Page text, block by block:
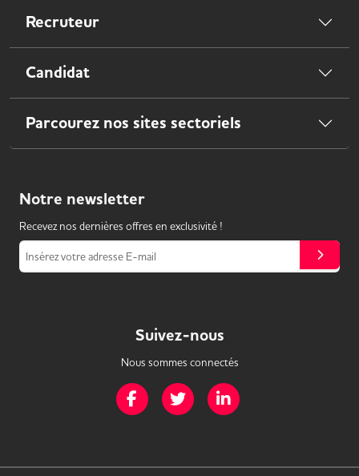
Recruteur
Candidat
Parcourez nos sites sectoriels
Notre newsletter
Recevez nos dernières offres en exclusivité !
Insérez votre adresse E-mail
Suivez-nous
Nous sommes connectés
Page Facebook de Mission Handicap
Page Twitter de Mission Handicap